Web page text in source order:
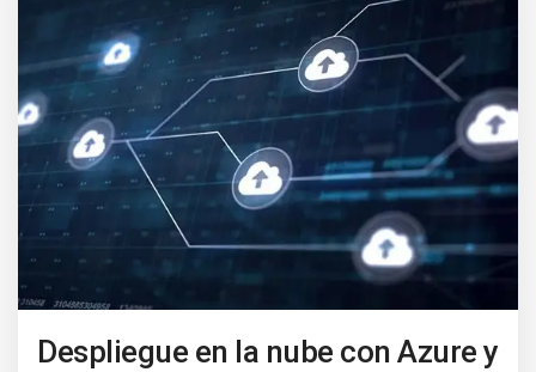
Despliegue en la nube con Azure y